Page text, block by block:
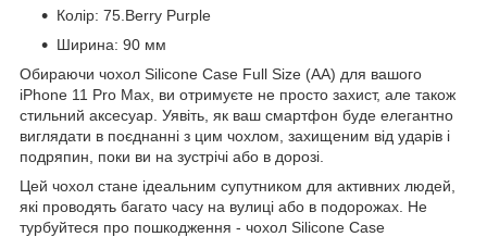
Колір: 75.Berry Purple
Ширина: 90 мм
Обираючи чохол Silicone Case Full Size (AA) для вашого
iPhone 11 Pro Max, ви отримуєте не просто захист, але також
стильний аксесуар. Уявіть, як ваш смартфон буде елегантно
виглядати в поєднанні з цим чохлом, захищеним від ударів і
подряпин, поки ви на зустрічі або в дорозі.
Цей чохол стане ідеальним супутником для активних людей,
які проводять багато часу на вулиці або в подорожах. Не
турбуйтеся про пошкодження - чохол Silicone Case